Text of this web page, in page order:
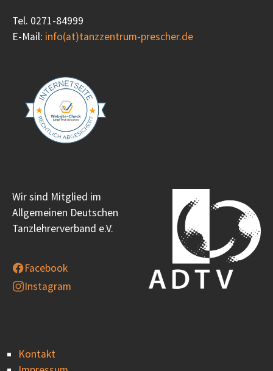
Tel. 0271-84999
E-Mail: info(at)tanzzentrum-prescher.de
Wir sind Mitglied im
Allgemeinen Deutschen
Tanzlehrerverband e.V.
Facebook
Instagram
Kontakt